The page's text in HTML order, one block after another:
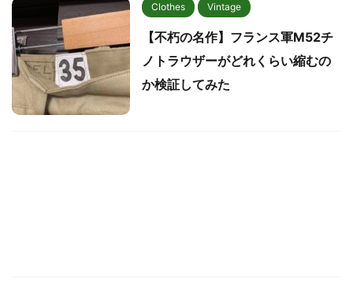
Clothes Vintage
【不朽の名作】フランス軍M52チ
ノトラウザーがどれくらい縮むの
か検証してみた